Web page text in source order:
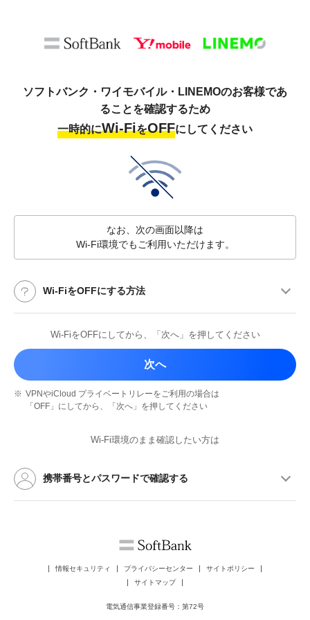
ソフトバンク・ワイモバイル・LINEMOのお客様であ
ることを確認するため
一時的にWi-FiをOFFにしてください
なお、次の画面以降は
Wi-Fi環境でもご利用いただけます。
Wi-FiをOFFにする方法
Wi-FiをOFFにしてから、 「次へ」を押してください
次へ
※ VPNやiCloud プライベートリレーを ご利用の場合は
「OFF」にしてから、
「次へ」を押してください
Wi-Fi環境のまま確認したい方は
携帯番号とパスワードで確認する
情報セキュリティ プライバシーセンター
サイトポリシー
サイトマップ
電気通信事業登録番号：第72号